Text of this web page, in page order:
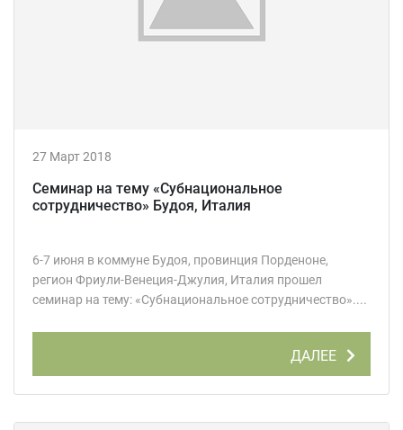
27 Март 2018
Семинар на тему «Субнациональное
сотрудничество» Будоя, Италия
6-7 июня в коммуне Будоя, провинция Порденоне,
регион Фриули-Венеция-Джулия, Италия прошел
семинар на тему: «Субнациональное сотрудничество»....
ДАЛЕЕ